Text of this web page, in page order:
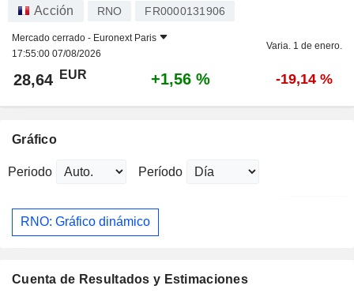
Acción RNO FR0000131906
Mercado cerrado - Euronext Paris
17:55:00 07/08/2026
Varia. 1 de enero.
28,64 EUR +1,56 % -19,14 %
Gráfico
Periodo Período
RNO: Gráfico dinámico
Cuenta de Resultados y Estimaciones